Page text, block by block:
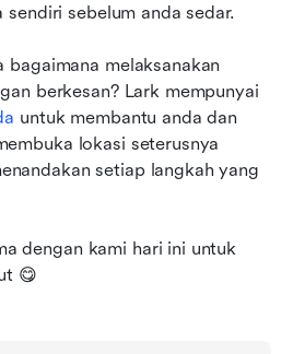
sebelum anda sedar.
bagaimana melaksanakan
untuk membantu anda dan
lokasi seterusnya
setiap langkah yang
dengan kami hari ini untuk
😋